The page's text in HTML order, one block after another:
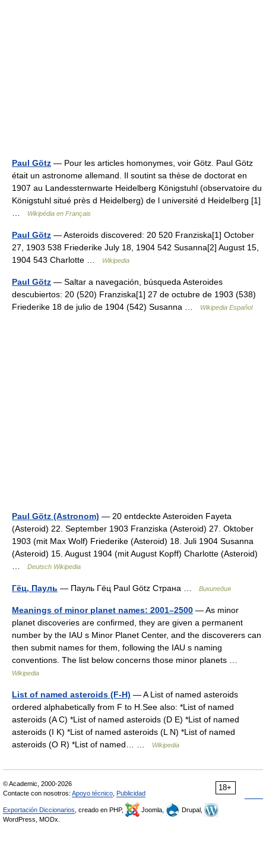
Paul Götz — Pour les articles homonymes, voir Götz. Paul Götz
était un astronome allemand. Il soutint sa thèse de doctorat en
1907 au Landessternwarte Heidelberg Königstuhl (observatoire du
Königstuhl situé près d Heidelberg) de l université d Heidelberg [1]
Wikipédia en Français
Paul Götz — Asteroids discovered: 20 520 Franziska[1] October
27, 1903 538 Friederike July 18, 1904 542 Susanna[2] August 15,
1904 543 Charlotte …
Wikipedia
Paul Götz — Saltar a navegación, búsqueda Asteroides
descubiertos: 20 (520) Franziska[1] 27 de octubre de 1903 (538)
Friederike 18 de julio de 1904 (542) Susanna …
Wikipedia Español
Paul Götz (Astronom) — 20 entdeckte Asteroiden Fayeta
(Asteroid) 22. September 1903 Franziska (Asteroid) 27. Oktober
1903 (mit Max Wolf) Friederike (Asteroid) 18. Juli 1904 Susanna
(Asteroid) 15. August 1904 (mit August Kopff) Charlotte (Asteroid)
Deutsch Wikipedia
Гёц, Пауль — Пауль Гёц Paul Götz Страна … Википедия
Meanings of minor planet names: 2001–2500 — As minor
planet discoveries are confirmed, they are given a permanent
number by the IAU s Minor Planet Center, and the discoverers can
then submit names for them, following the IAU s naming
conventions. The list below concerns those minor planets …
Wikipedia
List of named asteroids (F-H) — A List of named asteroids
ordered alphabetically from F to H.See also: *List of named
asteroids (A C) *List of named asteroids (D E) *List of named
asteroids (I K) *List of named asteroids (L N) *List of named
asteroids (O R) *List of named… …
Wikipedia
18+
© Academic, 2000-2026
Contacte con nosotros: Apoyo técnico Publicidad
Exportación Diccionarios , creado en PHP, Joomla,
Drupal,
WordPress, MODx.